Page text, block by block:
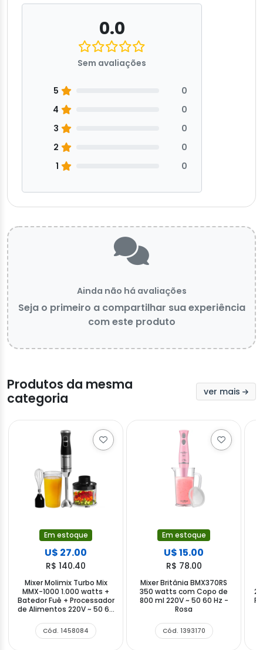
0.0
Sem avaliações
5
0
4
0
3
0
2
0
1
0
Ainda não há avaliações
Seja o primeiro a compartilhar sua experiência
com este produto
Produtos da mesma
categoria
ver mais
Em estoque
U$ 27.00
R$ 140.40
Mixer Molimix Turbo Mix
MMX-1000 1.000 watts +
Batedor Fuê + Processador
de Alimentos 220V ~ 50 60
Cód. 1458084
Em estoque
U$ 15.00
R$ 78.00
Mixer Britânia BMX370RS
350 watts com Copo de
800 ml 220V ~ 50 60 Hz -
Rosa
Cód. 1393170